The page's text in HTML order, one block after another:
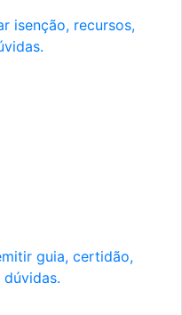
isenção, recursos,
guia, certidão,